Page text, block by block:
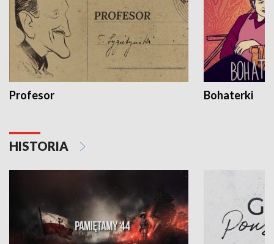
Profesor Bohaterki
HISTORIA